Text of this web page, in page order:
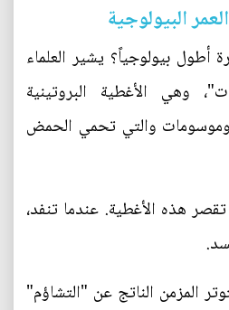
البيولوجية
أطول بيولوجياً؟ يشير العلماء
وهي الأغطية البروتينية
والتي تحمي الحمض
هذه الأغطية. عندما تنفد،
المزمن الناتج عن "التشاؤم"